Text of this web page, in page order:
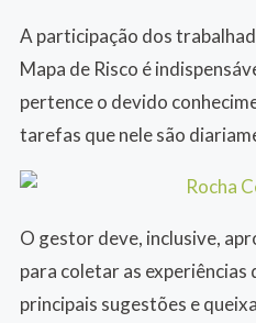
A participação dos
Mapa de Risco é
pertence o devido
tarefas que nele são
O gestor deve, inclusive,
para coletar as experiências
principais sugestões e